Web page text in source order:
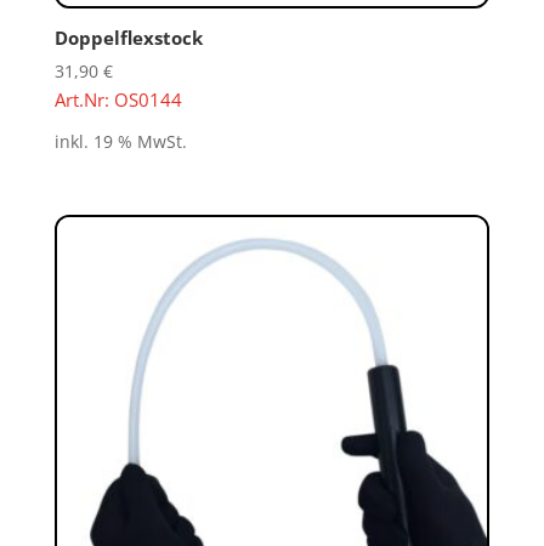
Doppelflexstock
31,90 €
Art.Nr: OS0144
inkl. 19 % MwSt.